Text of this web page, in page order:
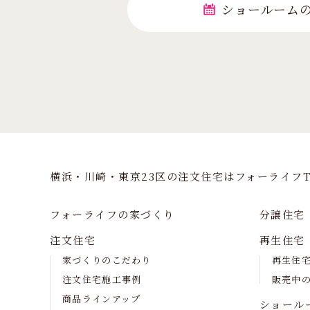
ショールーム
横浜・川崎・東京23区の注⽂住宅はフォーライフ
フォーライフの家づくり
注文住宅
家づくりのこだわり
注文住宅施工事例
商品ラインアップ
分譲住宅
再生住宅
再生住
販売中
ショール